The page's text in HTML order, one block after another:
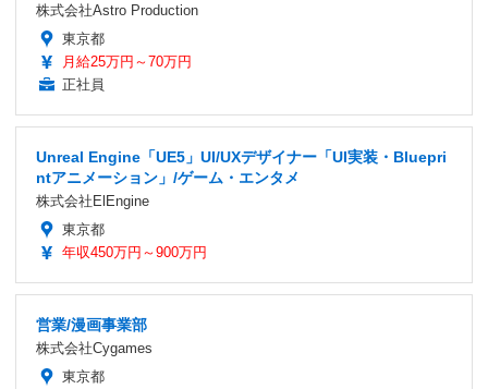
株式会社Astro Production
東京都
月給25万円～70万円
正社員
Unreal Engine「UE5」UI/UXデザイナー「UI実装・Bluepri
ntアニメーション」/ゲーム・エンタメ
株式会社ElEngine
東京都
年収450万円～900万円
営業/漫画事業部
株式会社Cygames
東京都